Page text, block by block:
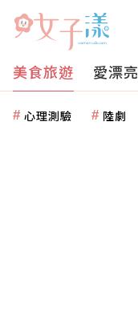
美食旅遊 愛漂亮
心理測驗 陸劇